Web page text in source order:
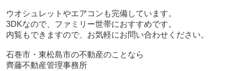
ウオシュレットやエアコンも完備しています。
3DKなので、ファミリー世帯におすすめです。
内覧もできますので、お気軽にお問い合わせください。
石巻市・東松島市の不動産のことなら
齊藤不動産管理事務所